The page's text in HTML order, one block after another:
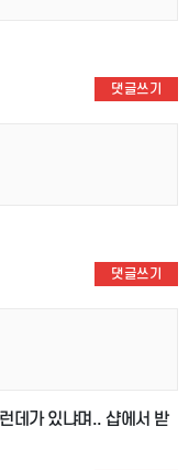
댓글쓰기
댓글쓰기
데가 있냐며.. 샵에서 받